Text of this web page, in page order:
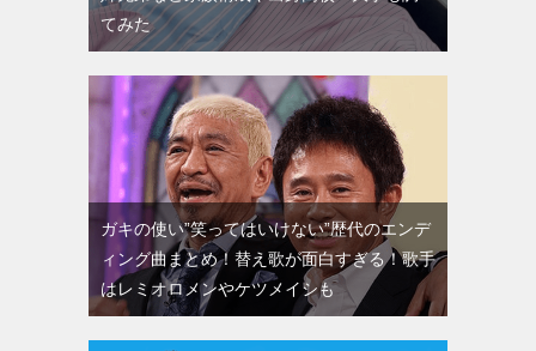
てみた
ガキの使い”笑ってはいけない”歴代のエンデ
ィング曲まとめ！替え歌が面白すぎる！歌手
はレミオロメンやケツメイシも